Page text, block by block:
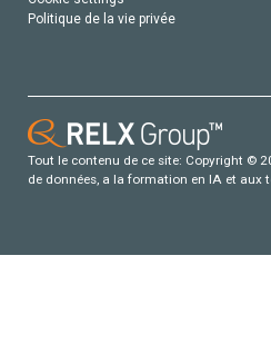
Politique de la vie privée
Tout le contenu de ce site: Copyright ©
de données, a la formation en IA et aux